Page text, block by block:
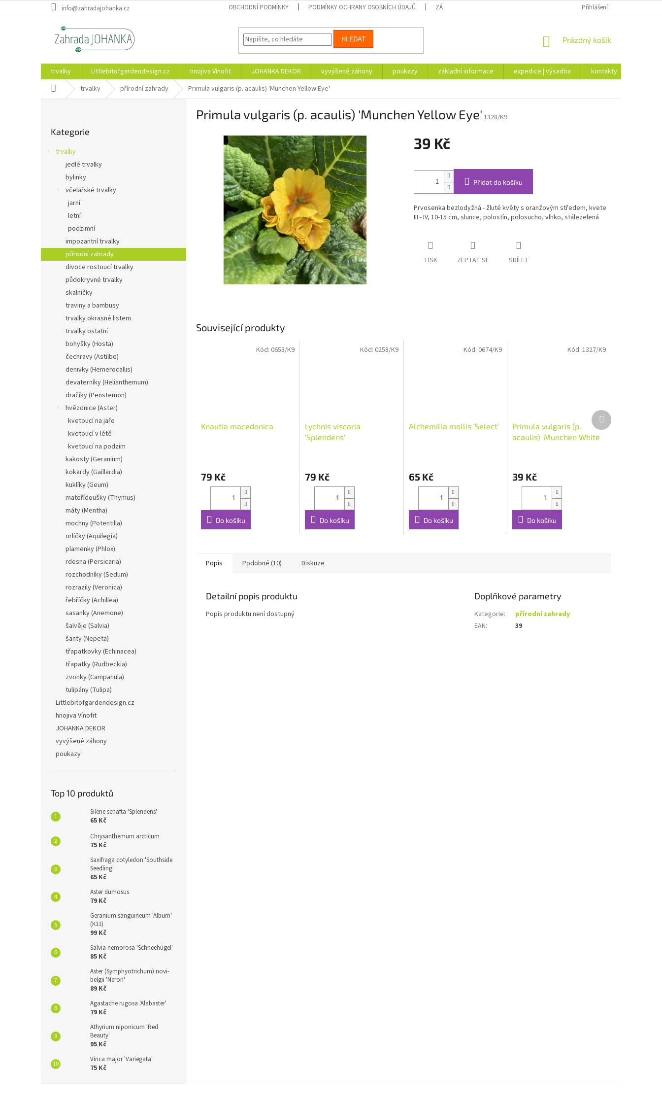
na
info@zahradajohanka.cz OBCHODNÍ PODMÍNKY PODMÍNKY OCHRANY OSOBNÍCH ÚDAJŮ ZÁKLADNÍ INFORMACE KONTAKTY
Přihlášení
HLEDAT
NÁKUPNÍ
Prázdný košík
trvalky Littlebitofgardendesign.cz hnojiva Vínofit JOHANKA DEKOR vyvýšené záhony poukazy základní informace expedice | výsadba
kontakty
Domů trvalky přírodní zahrady Primula vulgaris (p. acaulis) 'Munchen Yellow Eye'
l
kategorie
Kategorie
trvalky
jedlé trvalky
bylinky
včelařské trvalky
jarní
letní
podzimní
impozantní trvalky
přírodní zahrady
divoce rostoucí trvalky
půdokryvné trvalky
skalničky
traviny a bambusy
trvalky okrasné listem
trvalky ostatní
bohyšky (Hosta)
čechravy (Astilbe)
denivky (Hemerocallis)
devaterníky (Helianthemum)
dračíky (Penstemon)
hvězdnice (Aster)
kvetoucí na jaře
kvetoucí v létě
kvetoucí na podzim
kakosty (Geranium)
kokardy (Gaillardia)
kuklíky (Geum)
mateřídoušky (Thymus)
máty (Mentha)
mochny (Potentilla)
orlíčky (Aquilegia)
plamenky (Phlox)
rdesna (Persicaria)
rozchodníky (Sedum)
rozrazily (Veronica)
řebříčky (Achillea)
sasanky (Anemone)
šalvěje (Salvia)
šanty (Nepeta)
třapatkovky (Echinacea)
třapatky (Rudbeckia)
zvonky (Campanula)
tulipány (Tulipa)
Littlebitofgardendesign.cz
hnojiva Vínofit
JOHANKA DEKOR
vyvýšené záhony
poukazy
Top 10 produktů
Silene schafta 'Splendens'
65 Kč
Chrysanthemum arcticum
75 Kč
Saxifraga cotyledon 'Southside
Seedling'
65 Kč
Aster dumosus
79 Kč
Geranium sanguineum 'Album'
(K11)
99 Kč
Salvia nemorosa 'Schneehügel'
85 Kč
Aster (Symphyotrichum) novi-
belgii 'Neron'
89 Kč
Agastache rugosa 'Alabaster'
79 Kč
Athyrium niponicum 'Red
Beauty'
95 Kč
Vinca major 'Variegata'
75 Kč
Primula vulgaris (p. acaulis) 'Munchen Yellow Eye' 1328/K9
39 Kč
cena:
Přidat do košíku
Prvosenka bezlodyžná - žluté květy s oranžovým středem, kvete
III - IV, 10-15 cm, slunce, polostín, polosucho, vlhko, stálezelená
TISK ZEPTAT SE SDÍLET
Související produkty
Knautia macedonica
79 Kč
Do košíku
Kód: 0653/K9
Lychnis viscaria
'Splendens'
79 Kč
Do košíku
Kód: 0258/K9
Alchemilla mollis ’Select’
65 Kč
Do košíku
Kód: 0674/K9
Primula vulgaris (p.
acaulis) 'Munchen White
39 Kč
Do košíku
Kód: 1327/K9
Další
produkt
Popis Podobné (10) Diskuze
Detailní popis produktu
Popis produktu není dostupný
Doplňkové parametry
Kategorie:
přírodní zahrady
EAN: 39